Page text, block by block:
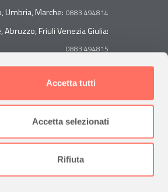
Accetta tutti
Accetta selezionati
Rifiuta
Umbria, Marche: 0883 494814
Abruzzo, Friuli Venezia Giulia:
0883 494815
Veneto, Trentino Alto
Basilicata, Valle D'Aosta:
Emilia Romagna: 0883 494813
Contabilità
0883 494820 0883 494822